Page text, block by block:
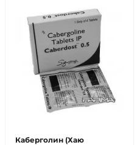
Каберголин (Хаю